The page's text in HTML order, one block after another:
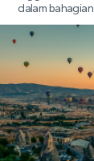
untuk
pakaian yang
panas. Kasut
itu, topi atau
penting untuk
dalam